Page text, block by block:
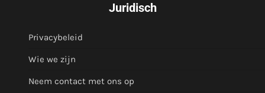
Juridisch
Privacybeleid
Wie we zijn
Neem contact met ons op